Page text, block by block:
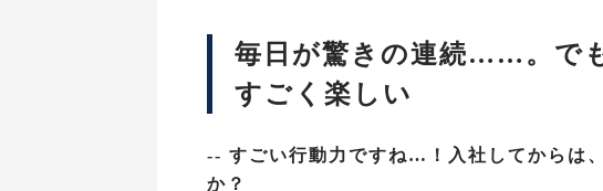
毎日が驚きの連続……。で
すごく楽しい
-- すごい行動力ですね…！入社してからは
か？